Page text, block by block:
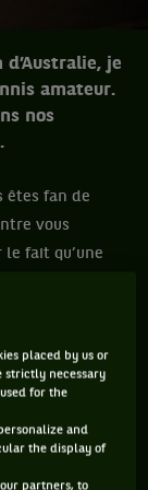
je
amateur.
nos
êtes fan de
vous
fait qu’une
6. On sait tous
tournois.
Grand
incroyables tous
placed by us or
strictly necessary
for the
and
the display of
partners, to